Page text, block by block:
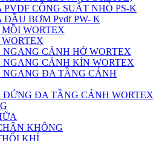
PVDF CÔNG SUẤT NHỎ PS-K
ĐẦU BƠM Pvdf PW- K
WORTEX
NGANG CÁNH HỞ WORTEX
NGANG CÁNH KÍN WORTEX
NGANG ĐA TẦNG CÁNH
ĐỨNG ĐA TẦNG CÁNH WORTEX
KHÔNG
KHÍ